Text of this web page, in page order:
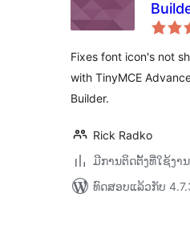
Fixes font icon's not
with TinyMCE
Builder.
Rick Radko
ມີການຕິດຕັ້ງທີ່ໃຊ້ງາ
ທົດສອບແລ້ວກັບ